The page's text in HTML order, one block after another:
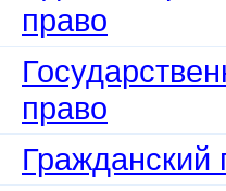
право
право
Гражданский